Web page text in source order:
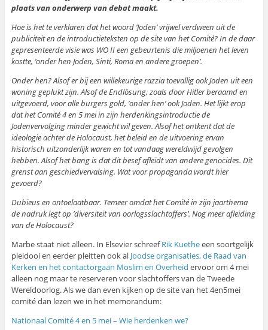
plaats van onderwerp van debat maakt.
Hoe is het te verklaren dat het woord ’Joden’ vrijwel verdween uit de
publiciteit en de introductieteksten op de site van het Comité? In de daar
gepresenteerde visie was WO II een gebeurtenis die miljoenen het leven
kostte, ’onder hen Joden, Sinti, Roma en andere groepen’.
Onder hen? Alsof er bij een willekeurige razzia toevallig ook Joden uit een
woning geplukt zijn. Alsof de Endlösung, zoals door Hitler beraamd en
uitgevoerd, voor alle burgers gold, ’onder hen’ ook Joden. Het lijkt erop
dat het Comité 4 en 5 mei in zijn herdenkingsintroductie de
Jodenvervolging minder gewicht wil geven. Alsof het ontkent dat de
ideologie achter de Holocaust, het beleid en de uitvoering ervan
historisch uitzonderlijk waren en tot vandaag wereldwijd gevolgen
hebben. Alsof het bang is dat dit besef afleidt van andere genocides. Dit
grenst aan geschiedvervalsing. Wat voor propaganda wordt hier
gevoerd?
Dubieus en ontoelaatbaar. Temeer omdat het Comité in zijn jaarthema
de nadruk legt op ’diversiteit van oorlogsslachtoffers’. Nog meer afleiding
van de Holocaust?
Marbe staat niet alleen. In Elsevier schreefRik Kuetheeen soortgelijk
pleidooi en eerder pleitten ook al Joodse organisaties, de Raad van
Kerken en het contactorgaan Moslim en Overheid ervoor om 4 mei
alleen nog maar te reserveren voor slachtoffers van de Tweede
Wereldoorlog. Als we dan even kijken op de site van het 4en5mei
comité dan lezen we in het memorandum:
Nationaal Comité 4 en 5 mei – Wie herdenken we?